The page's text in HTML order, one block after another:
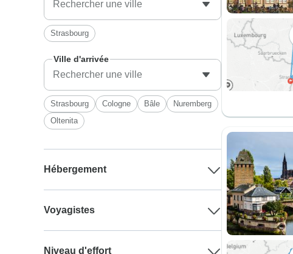
Strasbourg
Ville d'arrivée
Strasbourg Cologne Bâle
Nuremberg
Oltenita
Hébergement
Voyagistes
Niveau d'effort